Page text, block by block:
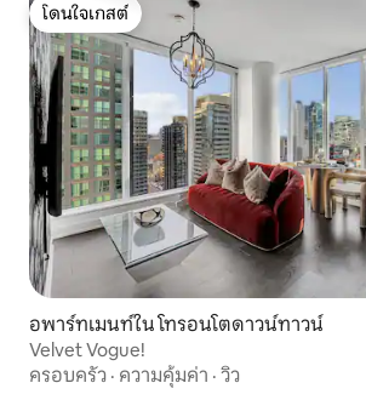
โดนใจเกสต์
โดนใจเกสต์
อพาร์ทเมนท์ใน โทรอนโตดาวน์ทาวน์
Velvet Vogue!
ครอบครัว · ความคุ้มค่า · วิว